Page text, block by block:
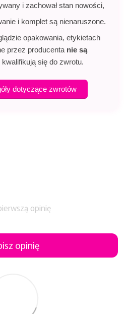
i zachował stan nowości,
i komplet są nienaruszone.
opakowania, etykietach
przez producenta nie są
kwalifikują się do zwrotu.
dotyczące zwrotów
opinię
opinię